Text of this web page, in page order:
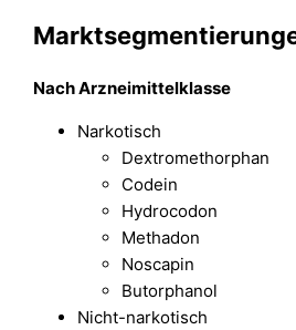
Nach Arzneimittelklasse
Narkotisch
Dextromethorphan
Codein
Hydrocodon
Methadon
Noscapin
Butorphanol
Nicht-narkotisch